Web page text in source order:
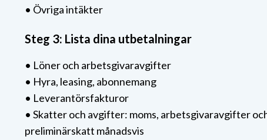
• Övriga intäkter
Steg 3: Lista dina utbetalningar
• Löner och arbetsgivaravgifter
• Hyra, leasing, abonnemang
• Leverantörsfakturor
• Skatter och avgifter: moms, arbetsgivaravgifter
preliminärskatt månadsvis